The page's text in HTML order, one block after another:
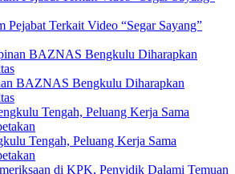
Terkait Video “Segar Sayang”
BAZNAS Bengkulu Diharapkan
Tengah, Peluang Kerja Sama